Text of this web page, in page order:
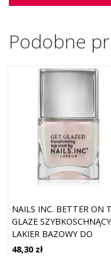
Podobne
NAILS INC. BETTER ON
GLAZE SZYBKOSCHNĄCY
LAKIER BAZOWY DO
PAZNOKCI 14 ML
48,30 zł